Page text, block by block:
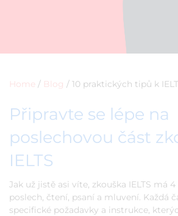
Home / Blog / 10 praktických tipů k
Připravte se lépe na
poslechovou část
IELTS
Jak už jistě asi víte, zkouška IELTS má
poslech, čtení, psaní a mluvení. Každá
specifické požadavky a instrukce,